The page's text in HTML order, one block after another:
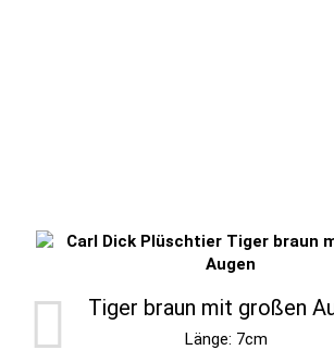
Tiger braun mit großen
Länge: 7cm